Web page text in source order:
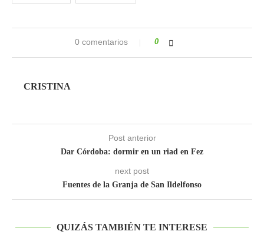
0 comentarios 0
CRISTINA
Post anterior
Dar Córdoba: dormir en un riad en Fez
next post
Fuentes de la Granja de San Ildelfonso
QUIZÁS TAMBIÉN TE INTERESE